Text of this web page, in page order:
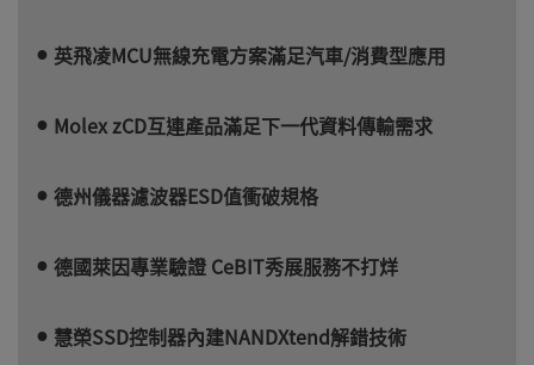
英飛凌MCU無線充電方案滿足汽車/消費型應用
Molex zCD互連產品滿足下一代資料傳輸需求
德州儀器濾波器ESD值衝破規格
德國萊因專業驗證 CeBIT秀展服務不打烊
慧榮SSD控制器內建NANDXtend解錯技術